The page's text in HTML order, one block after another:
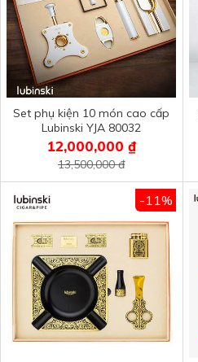
Set phụ kiện 10 món cao cấp
Lubinski YJA 80032
12,000,000 ₫
13,500,000 đ
-11%